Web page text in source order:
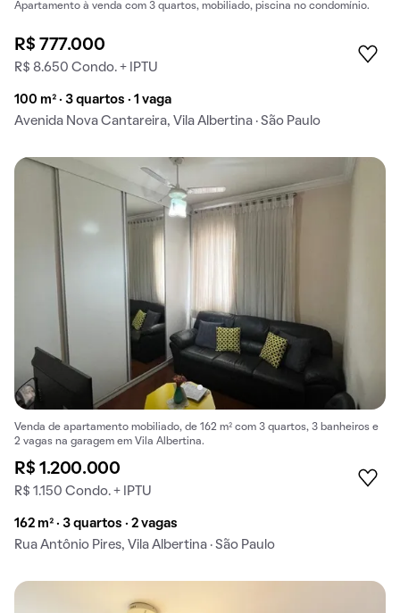
Apartamento à venda com 3 quartos, mobiliado, piscina no condomínio.
R$ 777.000
R$ 8.650 Condo. + IPTU
100 m² · 3 quartos · 1 vaga
Avenida Nova Cantareira, Vila Albertina · São Paulo
Venda de apartamento mobiliado, de 162 m² com 3 quartos, 3 banheiros e
2 vagas na garagem em Vila Albertina.
R$ 1.200.000
R$ 1.150 Condo. + IPTU
162 m² · 3 quartos · 2 vagas
Rua Antônio Pires, Vila Albertina · São Paulo